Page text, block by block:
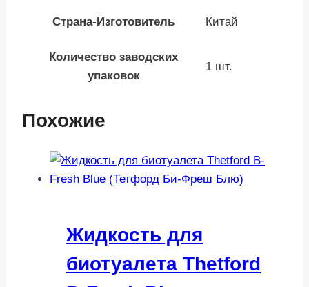
Страна-Изготовитель Китай
Количество заводских
упаковок
1 шт.
Похожие
Жидкость для
биотуалета Thetford